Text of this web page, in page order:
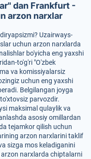
dan Frankfurt -
arzon narxlar
Uzairways-
uchun arzon narxlarda
bo'yicha eng yaxshi
to'g'ri "O'zbek
va komissiyalarsiz
uchun eng yaxshi
Belgilangan joyga
parvozdir.
maksimal qulaylik va
asosiy omillardan
tejamkor qilish uchun
arzon narxlarini taklif
sizga mos keladiganini
narxlarda chiptalarni